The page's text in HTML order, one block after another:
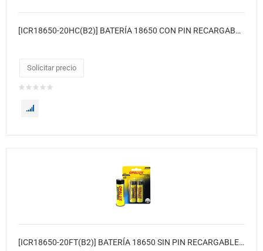
[ICR18650-20HC(B2)] BATERÍA 18650 CON PIN RECARGABLE(HC) LI-ION 3.7V
Solicitar precio
[ICR18650-20FT(B2)] BATERÍA 18650 SIN PIN RECARGABLE(FC) LI-ION 3.7V